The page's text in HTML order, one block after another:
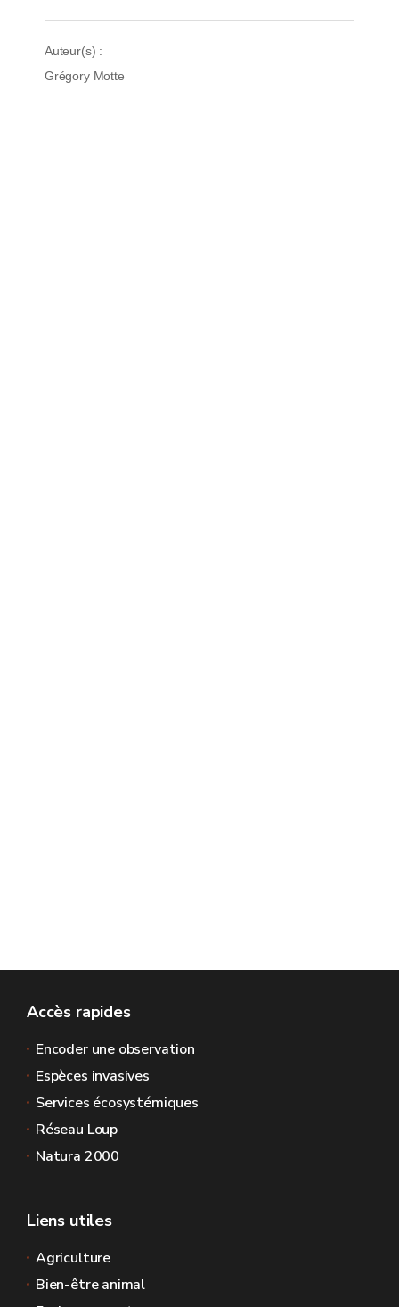
Auteur(s) :
Grégory Motte
Accès rapides
Encoder une observation
Espèces invasives
Services écosystémiques
Réseau Loup
Natura 2000
Liens utiles
Agriculture
Bien-être animal